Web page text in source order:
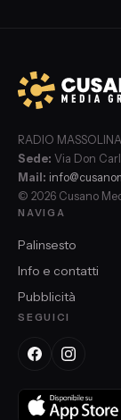
RADIO
Sede: Via Don
Mail:
© 2026 Cusano
NAVIGA
Palinsesto
Info e contatti
Pubblicità
SEGUICI